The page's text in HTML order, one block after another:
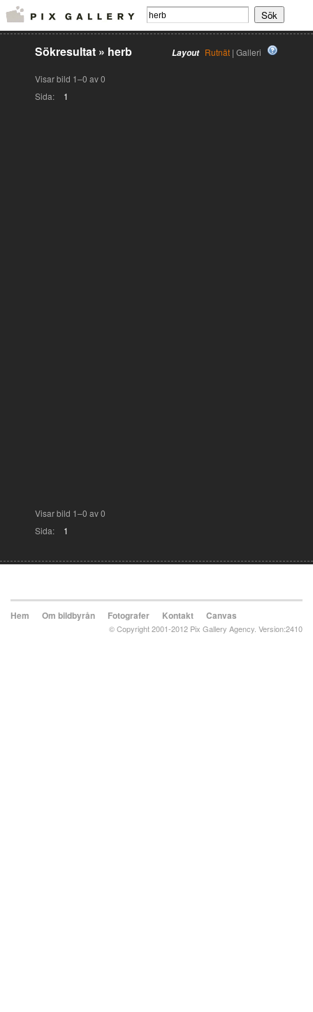
Layout Rutnät | Galleri
Sökresultat » herb
Visar bild 1–0 av 0
Sida:
1
Visar bild 1–0 av 0
Sida:
1
Hem Om bildbyrån Fotografer Kontakt Canvas
© Copyright 2001-2012 Pix Gallery Agency. Version:2410